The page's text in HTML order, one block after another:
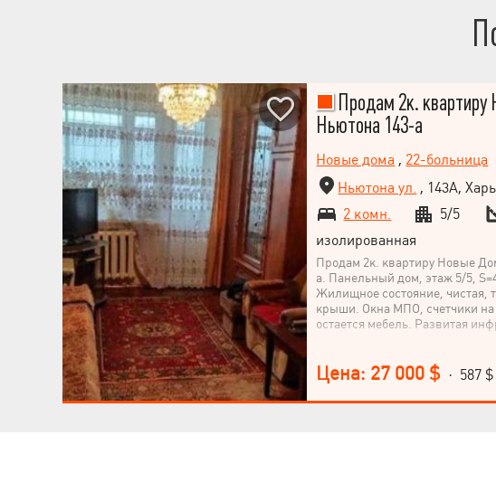
Продам 2к.
Ньютона 143-а
Новые дома , 22-больница
Ньютона ул. , 143А,
2 комн.
5/5
изолированная
Продам 2к. квартиру Новые
а. Панельный дом, этаж 5/5,
Жилищное состояние, чистая,
крыши. Окна МПО, счетчики на
остается мебель. Развитая
Цена: 27 000 $ · 587